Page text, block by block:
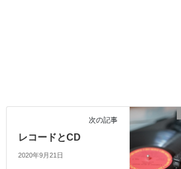
次の記事
レコードとCD
2020年9月21日